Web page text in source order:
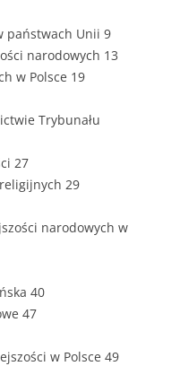
państwach Unii 9
narodowych 13
w Polsce 19
Trybunału
27
29
narodowych w
40
47
w Polsce 49